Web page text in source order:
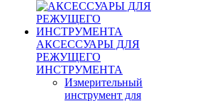
АКСЕССУАРЫ ДЛЯ
РЕЖУЩЕГО
ИНСТРУМЕНТА
Измерительный
инструмент для